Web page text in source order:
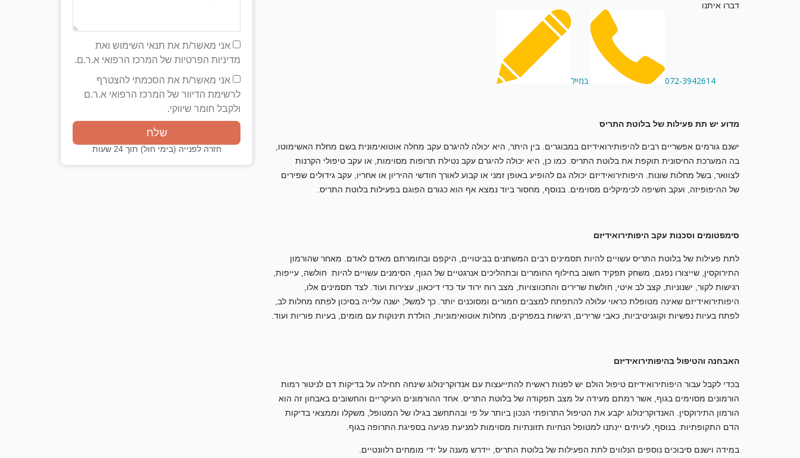
דברו איתנו
072-3942614 במייל
מדוע יש תת פעילות של בלוטת התריס
ישנם גורמים אפשריים רבים להיפותירואידיזם במבוגרים. בין היתר, היא יכולה להיגרם עקב מחלה אוטואימונית בשם מחלת האשימוטו,
בה המערכת החיסונית תוקפת את בלוטת התריס. כמו כן, היא יכולה להיגרם עקב נטילת תרופות מסוימות, או עקב טיפולי הקרנות
לצוואר, בשל מחלות שונות. היפותירואידיזם יכולה גם להופיע באופן זמני או קבוע לאורך חודשי ההיריון או אחריו, עקב גידולים שפירים
של ההיפופיזה, ועקב חשיפה לכימיקלים מסוימים. בנוסף, מחסור ביוד נמצא אף הוא כגורם הפוגם בפעילות בלוטת התריס.
סימפטומים וסכנות עקב היפותירואידיזם
לתת פעילות של בלוטת התריס עשויים להיות תסמינים רבים המשתנים בביטויים, היקפם ובחומרתם מאדם לאדם. מאחר שהורמון
התירוקסין, שייצורו נפגם, משחק תפקיד חשוב בחילוף החומרים ובתהליכים אנרגטיים של הגוף, הסימנים עשויים להיות חולשה, עייפות,
רגישות לקור, ישנוניות, קצב לב איטי, חולשת שרירים והתכווצויות, מצב רוח ירוד עד כדי דיכאון, עצירות ועוד. לצד תסמינים אלו,
היפותירואידיזם שאינה מטופלת כראוי עלולה להתפתח למצבים חמורים ומסוכנים יותר. כך למשל, ישנה עלייה בסיכון לפתח מחלות לב,
לפתח בעיות נפשיות וקוגניטיביות, כאבי שרירים, רגישות במפרקים, מחלות אוטואימוניות, הולדת תינוקות עם מומים, בעיות פוריות ועוד.
האבחנה והטיפול בהיפותירואידיזם
בכדי לקבל עבור היפותירואידיזם טיפול הולם יש לפנות ראשית להתייעצות עם אנדוקרינולוג שינחה תחילה על בדיקות דם לניטור רמות
הורמונים מסוימים בגוף, אשר רמתם מעידה על מצב תפקודה של בלוטת התריס. אחד ההורמונים העיקריים והחשובים באבחון זה הוא
הורמון התירוקסין. האנדוקרינולוג יקבע את הטיפול התרופתי הנכון ביותר על פי ובהתחשב בגילו של המטופל, משקלו וממצאי בדיקות
הדם התקופתיות. בנוסף, לעיתים יינתנו למטופל הנחיות תזונתיות מסוימות למניעת פגיעה בספיגת התרופה בגוף.
במידה וישנם סיבוכים נוספים הנלווים לתת הפעילות של בלוטת התריס, יידרש מענה על ידי מומחים רלוונטיים.
אני מאשר/ת את תנאי השימוש ואת
מדיניות הפרטיות של המרכז הרפואי א.ר.ם.
אני מאשר/ת את הסכמתי להצטרף
לרשימת הדיוור של המרכז הרפואי א.ר.ם
ולקבל חומר שיווקי.
שלח
חזרה לפנייה (בימי חול) תוך 24 שעות